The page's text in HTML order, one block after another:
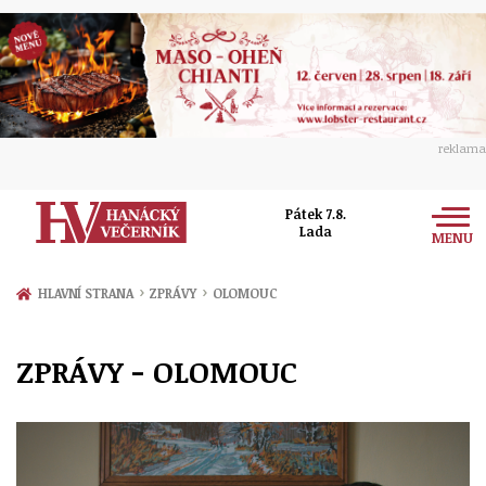
reklama
Pátek 7.8.
Lada
MENU
Zprávy
Politika
Ekonomika
Kultura
Společnost
HLAVNÍ STRANA › ZPRÁVY › OLOMOUC
ZPRÁVY - OLOMOUC